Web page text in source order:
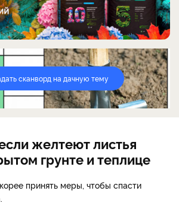
сканворд на дачную тему
желтеют листья
грунте и теплице
принять меры, чтобы спасти